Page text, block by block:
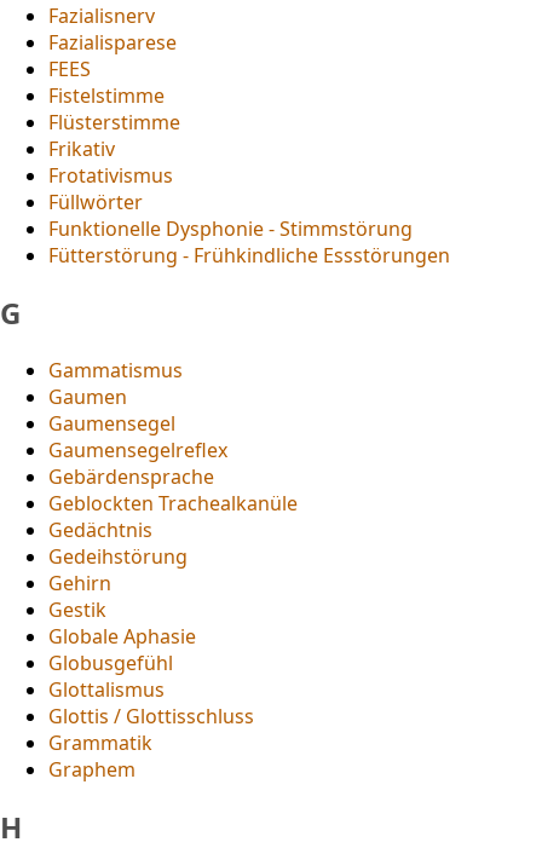
Fazialisnerv
Fazialisparese
FEES
Fistelstimme
Flüsterstimme
Frikativ
Frotativismus
Füllwörter
Funktionelle Dysphonie - Stimmstörung
Fütterstörung - Frühkindliche Essstörungen
G
Gammatismus
Gaumen
Gaumensegel
Gaumensegelreflex
Gebärdensprache
Geblockten Trachealkanüle
Gedächtnis
Gedeihstörung
Gehirn
Gestik
Globale Aphasie
Globusgefühl
Glottalismus
Glottis / Glottisschluss
Grammatik
Graphem
H